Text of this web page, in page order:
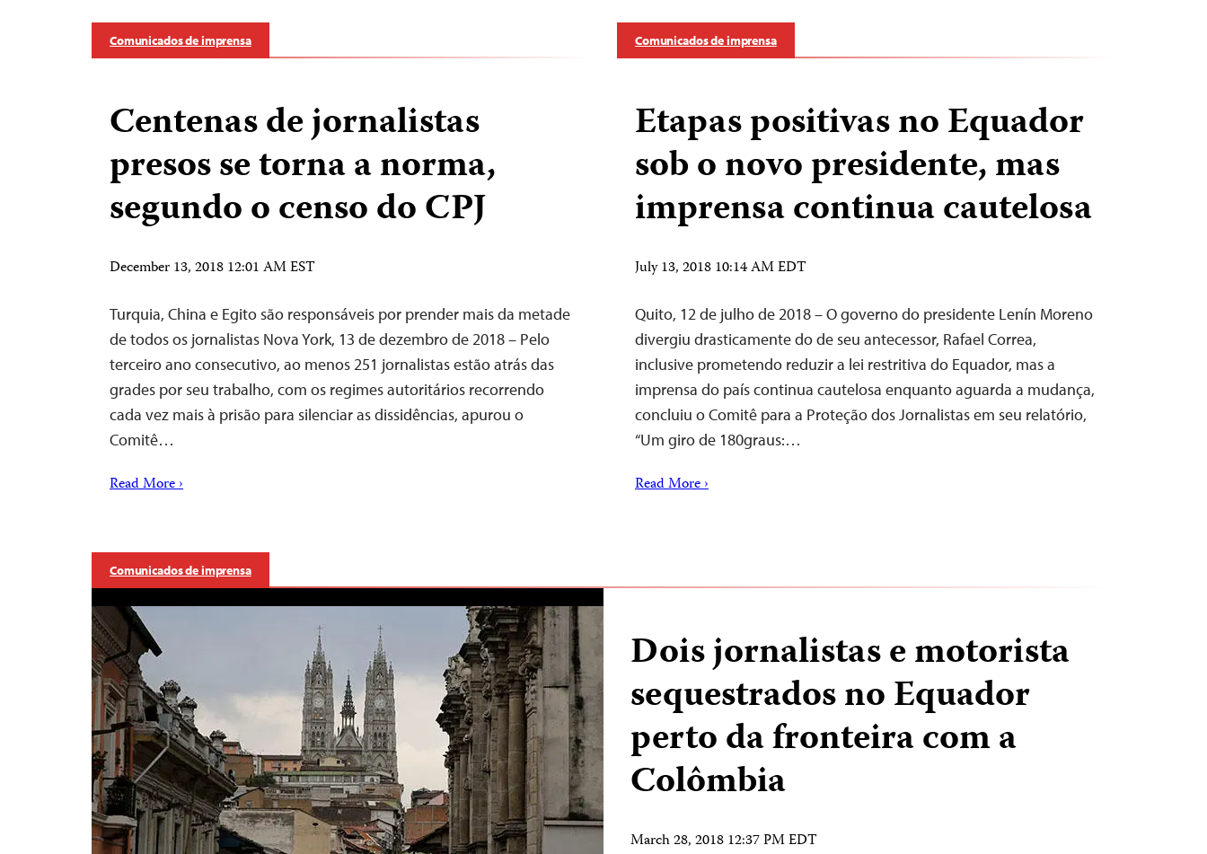
Comunicados de imprensa
Centenas de jornalistas
presos se torna a norma,
segundo o censo do CPJ
December 13, 2018 12:01 AM EST
Turquia, China e Egito são responsáveis por prender mais da metade
de todos os jornalistas Nova York, 13 de dezembro de 2018 – Pelo
terceiro ano consecutivo, ao menos 251 jornalistas estão atrás das
grades por seu trabalho, com os regimes autoritários recorrendo
cada vez mais à prisão para silenciar as dissidências, apurou o
Comitê…
Read More ›
Comunicados de imprensa
Etapas positivas no Equador
sob o novo presidente, mas
imprensa continua cautelosa
July 13, 2018 10:14 AM EDT
Quito, 12 de julho de 2018 – O governo do presidente Lenín Moreno
divergiu drasticamente do de seu antecessor, Rafael Correa,
inclusive prometendo reduzir a lei restritiva do Equador, mas a
imprensa do país continua cautelosa enquanto aguarda a mudança,
concluiu o Comitê para a Proteção dos Jornalistas em seu relatório,
“Um giro de 180graus:…
Read More ›
Comunicados de imprensa
Dois jornalistas e motorista
sequestrados no Equador
perto da fronteira com a
Colômbia
March 28, 2018 12:37 PM EDT